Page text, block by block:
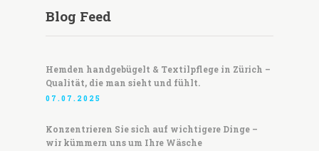
Blog Feed
Hemden handgebügelt & Textilpflege in Zürich –
Qualität, die man sieht und fühlt.
07.07.2025
Konzentrieren Sie sich auf wichtigere Dinge –
wir kümmern uns um Ihre Wäsche